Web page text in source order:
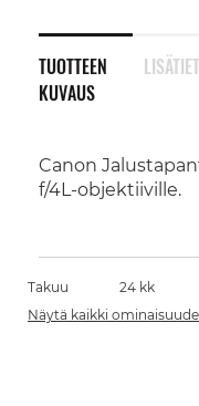
TUOTTEEN
KUVAUS
Canon
f/4L-objektiiville.
Takuu
24 kk
Näytä kaikki